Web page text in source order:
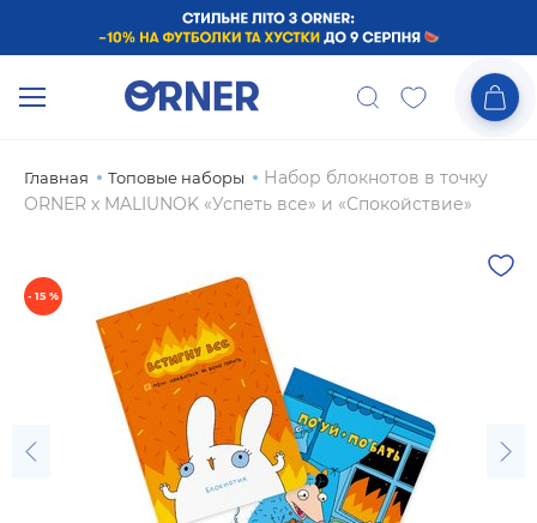
Главная Топовые наборы
Набор блокнотов в точку
ORNER х MALIUNOK «Успеть все» и «Спокойствие»
- 15 %